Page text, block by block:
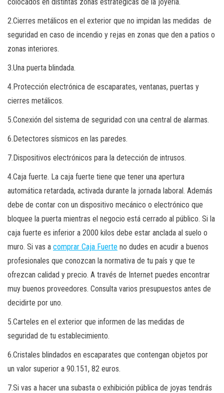
2.Cierres metálicos en el exterior que no impidan las medidas de
seguridad en caso de incendio y rejas en zonas que den a patios o
zonas interiores.
3.Una puerta blindada.
4.Protección electrónica de escaparates, ventanas, puertas y
cierres metálicos.
5.Conexión del sistema de seguridad con una central de alarmas.
6.Detectores sísmicos en las paredes.
7.Dispositivos electrónicos para la detección de intrusos.
4.Caja fuerte. La caja fuerte tiene que tener una apertura
automática retardada, activada durante la jornada laboral. Además
debe de contar con un dispositivo mecánico o electrónico que
bloquee la puerta mientras el negocio está cerrado al público. Si la
caja fuerte es inferior a 2000 kilos debe estar anclada al suelo o
muro. Si vas a comprar Caja Fuerte no dudes en acudir a buenos
profesionales que conozcan la normativa de tu país y que te
ofrezcan calidad y precio. A través de Internet puedes encontrar
muy buenos proveedores. Consulta varios presupuestos antes de
decidirte por uno.
5.Carteles en el exterior que informen de las medidas de
seguridad de tu establecimiento.
6.Cristales blindados en escaparates que contengan objetos por
un valor superior a 90.151, 82 euros.
7.Si vas a hacer una subasta o exhibición pública de joyas tendrás